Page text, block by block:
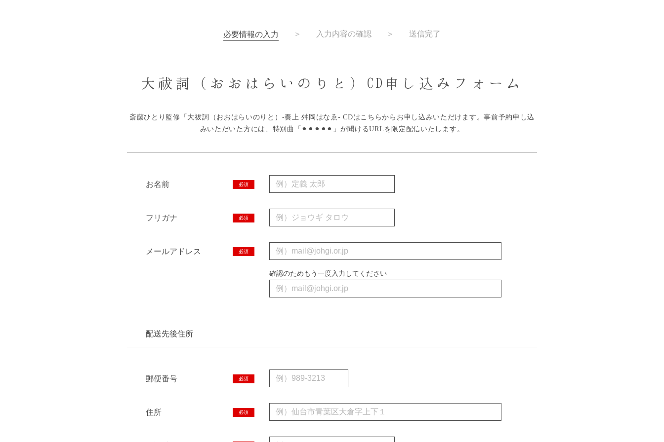
必要情報の入力 ＞ 入力内容の確認 ＞ 送信完了
大祓詞（おおはらいのりと）CD申し込みフォーム
斎藤ひとり監修「大祓詞（おおはらいのりと）-奏上 舛岡はなゑ- CDはこちらからお申し込みいただけます。事前予約申し込
みいただいた方には、特別曲「⚫︎︎︎⚫︎︎︎⚫︎︎︎⚫︎︎︎⚫︎︎︎」が聞けるURLを限定配信いたします。
お名前 必須
フリガナ 必須
メールアドレス 必須
確認のためもう一度入力してください
配送先後住所
郵便番号 必須
住所 必須